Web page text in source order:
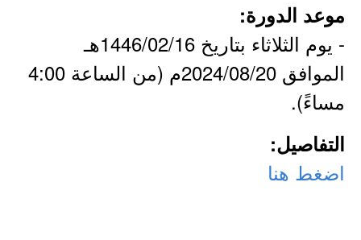
موعد الدورة:
- يوم الثلاثاء بتاريخ 1446/02/16هـ
الموافق 2024/08/20م (من الساعة 4:00
مساءً).
التفاصيل:
اضغط هنا